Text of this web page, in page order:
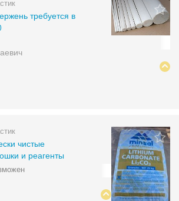
требуется в
чистые
и реагенты